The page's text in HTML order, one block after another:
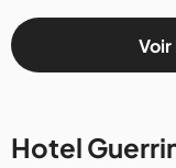
Voir
Hotel